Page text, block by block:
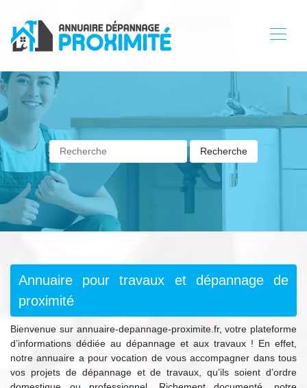
Annuaire pour travaux et dépannage de
proximité
Bienvenue sur annuaire-depannage-proximite.fr, votre plateforme
d’informations dédiée au dépannage et aux travaux ! En effet,
notre annuaire a pour vocation de vous accompagner dans tous
vos projets de dépannage et de travaux, qu’ils soient d’ordre